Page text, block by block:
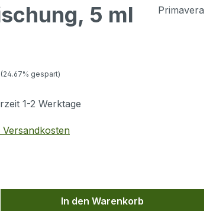
5 ml Primavera
Preis:
(24.67% gespart)
1-2 Werktage
Gib den gewünschten Wert
In den Warenkorb